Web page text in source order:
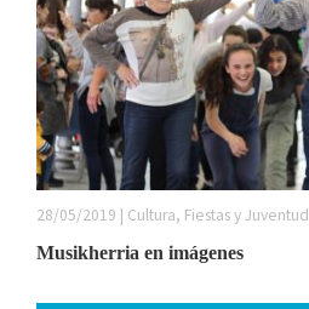
28/05/2019 | Cultura, Fiestas y Juventud
Musikherria en imágenes